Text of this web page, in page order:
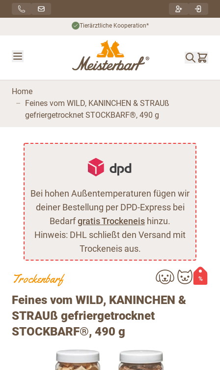
Direkt zum Inhalt
Tierärztliche Kooperation*
Home
– Feines vom WILD, KANINCHEN & STRAUß
gefriergetrocknet STOCKBARF®, 490 g
Bei hohen Außentemperaturen fügen wir
deiner Bestellung per DPD-Express bei
Bedarfgratis Trockeneis hinzu.
Hinweis: DHL schließt den Versand mit
Trockeneis aus.
%
Trockenbarf
Feines vom WILD, KANINCHEN &
STRAUß gefriergetrocknet
STOCKBARF®, 490 g